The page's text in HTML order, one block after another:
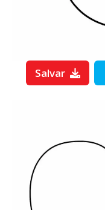
Salvar